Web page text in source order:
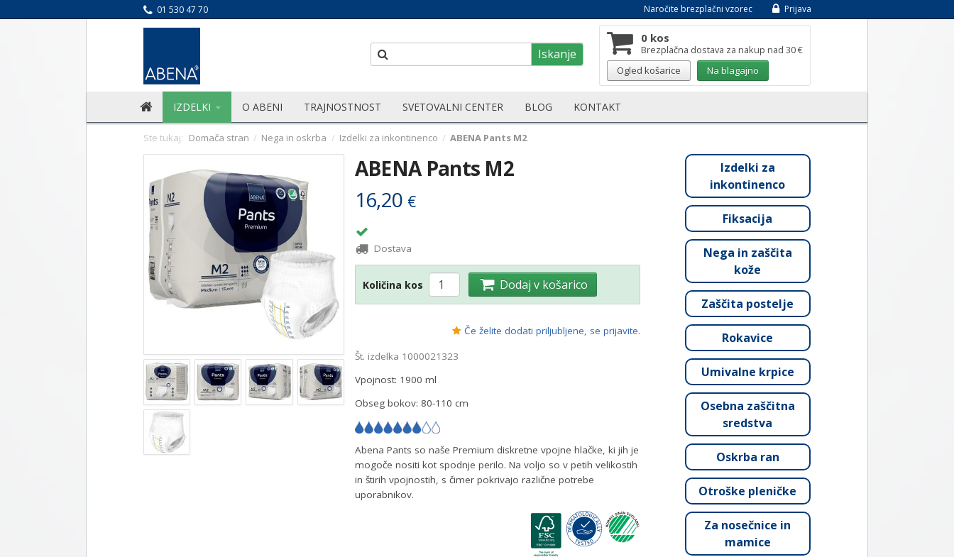
01 530 47 70 Naročite brezplačni vzorec Prijava
Iskanje
0 kos
Brezplačna dostava za nakup nad 30 €
Ogled košarice
Na blagajno
IZDELKI O ABENI TRAJNOSTNOST SVETOVALNI CENTER BLOG KONTAKT
Ste tukaj: Domača stran / Nega in oskrba / Izdelki za inkontinenco / ABENA Pants M2
ABENA Pants M2
16,20 €
Dostava
Količina kos Dodaj v košarico
Če želite dodati priljubljene, se prijavite.
Št. izdelka 1000021323
Vpojnost: 1900 ml
Obseg bokov: 80-110 cm
Abena Pants so naše Premium diskretne vpojne hlačke, ki jih je
mogoče nositi kot spodnje perilo. Na voljo so v petih velikostih
in štirih vpojnostih, s čimer pokrivajo različne potrebe
uporabnikov.
Izdelki za
inkontinenco
Fiksacija
Nega in zaščita
kože
Zaščita postelje
Rokavice
Umivalne krpice
Osebna zaščitna
sredstva
Oskrba ran
Otroške pleničke
Za nosečnice in
mamice